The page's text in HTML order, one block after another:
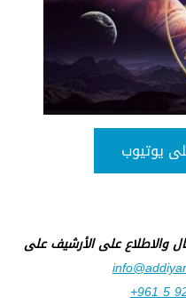
يوتيوب
والاطلاع على الأرشيف على
+961 5